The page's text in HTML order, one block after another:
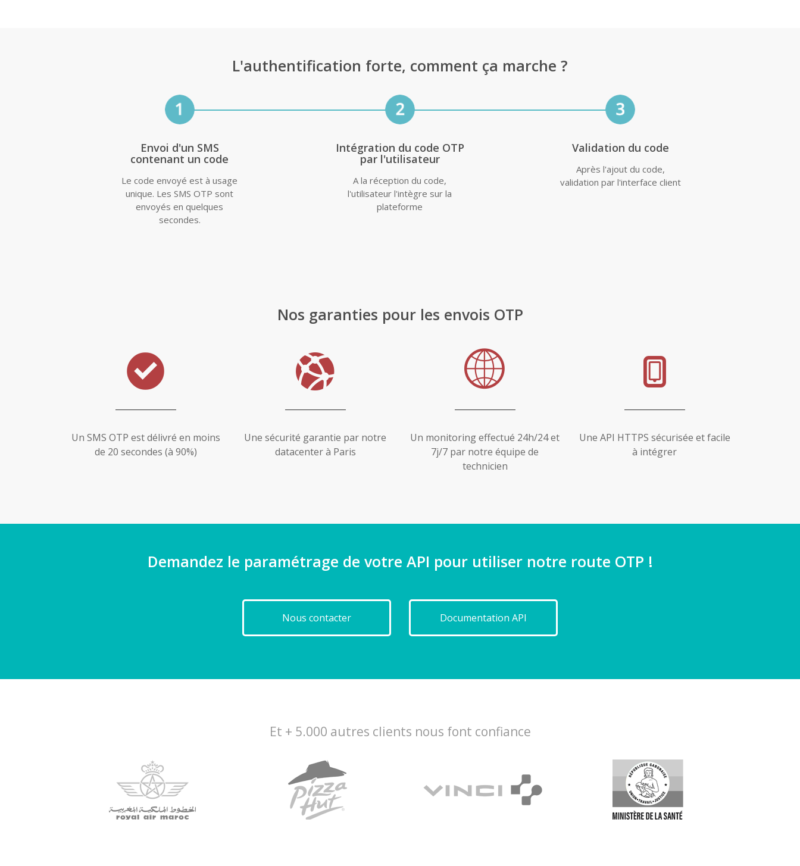
L'authentification forte, comment ça marche ?
Envoi d'un SMS
contenant un code
Le code envoyé est à usage
unique. Les SMS OTP sont
envoyés en quelques
secondes.
Intégration du code OTP
par l'utilisateur
A la réception du code,
l'utilisateur l'intègre sur la
plateforme
Validation du code
Après l'ajout du code,
validation par l'interface client
Nos garanties pour les envois OTP
Un SMS OTP est délivré en moins
de 20 secondes (à 90%)
Une sécurité garantie par notre
datacenter à Paris
Un monitoring effectué 24h/24 et
7j/7 par notre équipe de
technicien
Une API HTTPS sécurisée et facile
à intégrer
Demandez le paramétrage de votre API pour utiliser notre route OTP !
Nous contacter Documentation API
Et + 5.000 autres clients nous font confiance